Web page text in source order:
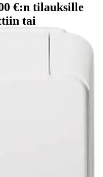
€:n tilauksille
tai
tuotteita.